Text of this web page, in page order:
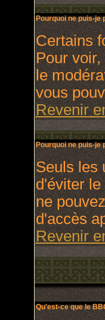
Pourquoi ne puis-je
Certains
Pour
le
vous
Revenir
Pourquoi ne puis-je
Seuls les
d'éviter le
ne
d'accès
Revenir
Qu'est-ce que le